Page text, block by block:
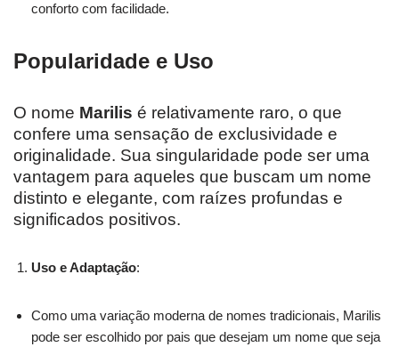
conforto com facilidade.
Popularidade e Uso
O nome Marilis é relativamente raro, o que
confere uma sensação de exclusividade e
originalidade. Sua singularidade pode ser uma
vantagem para aqueles que buscam um nome
distinto e elegante, com raízes profundas e
significados positivos.
Uso e Adaptação:
Como uma variação moderna de nomes tradicionais, Marilis
pode ser escolhido por pais que desejam um nome que seja